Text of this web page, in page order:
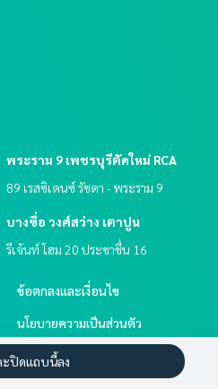
พระราม 9 เพชรบุรีตัดใหม่ RCA
89 เรสซิเดนซ์ รัชดา - พระราม 9
บางซื่อ วงศ์สว่าง เตาปูน
รีเจ้นท์ โฮม 20 ประชาชื่น 16
ข้อตกลงและเงื่อนไข
นโยบายความเป็นส่วนตัว
เกี่ยวกับเรา
ปิดแถบนี้ลง